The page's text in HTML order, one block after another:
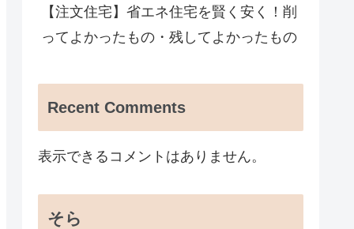
【注文住宅】省エネ住宅を賢く安く！削
ってよかったもの・残してよかったもの
Recent Comments
表示できるコメントはありません。
そら